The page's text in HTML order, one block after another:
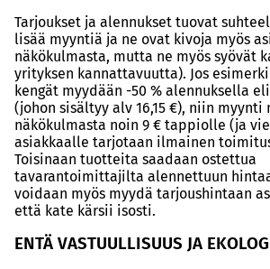
Tarjoukset ja alennukset tuovat
lisää myyntiä ja ne ovat kivoja myös
näkökulmasta, mutta ne myös syövät
yrityksen kannattavuutta). Jos
kengät myydään -50 % alennuksella
(johon sisältyy alv 16,15 €), niin myynti
näkökulmasta noin 9 € tappiolle (ja
asiakkaalle tarjotaan ilmainen
Toisinaan tuotteita saadaan ostettua
tavarantoimittajilta alennettuun
voidaan myös myydä tarjoushintaan
että kate kärsii isosti.
ENTÄ VASTUULLISUUS JA